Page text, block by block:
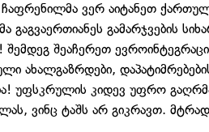
ვერ აიტანეთ
გაგვაერთიანეს გამარჯვების
შეაჩერეთ
ახალგაზრდები,
უფსკრულის კიდევ უფრო
ვინც ტაშს არ გიკრავთ.